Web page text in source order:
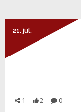
21. jul.
1 2 0